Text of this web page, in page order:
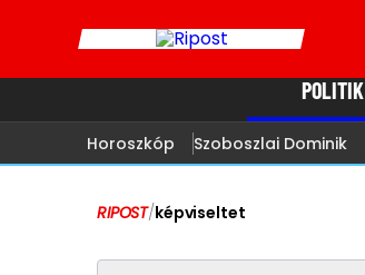
POLITIK
Horoszkóp Szoboszlai Dominik
RIPOST/képviseltet